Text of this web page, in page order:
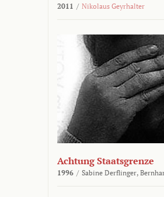
2011 / Nikolaus Geyrhalter
Achtung Staatsgrenze
1996 / Sabine Derflinger,